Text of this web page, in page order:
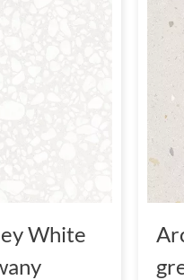
White